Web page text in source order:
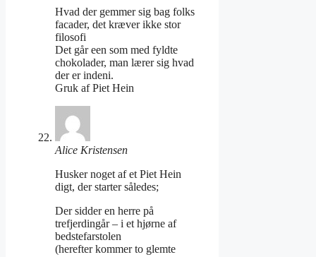
Hvad der gemmer sig bag folks
facader, det kræver ikke stor
filosofi
Det går een som med fyldte
chokolader, man lærer sig hvad
der er indeni.
Gruk af Piet Hein
Alice Kristensen
Husker noget af et Piet Hein
digt, der starter således;
Der sidder en herre på
trefjerdingår – i et hjørne af
bedstefarstolen
(herefter kommer to glemte